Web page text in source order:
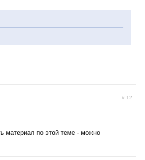
# 12
материал по этой теме - можно